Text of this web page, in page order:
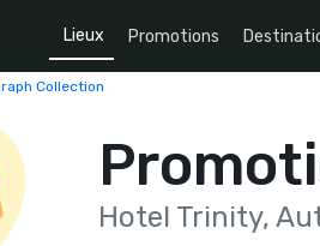
Lieux Promotions
Collection
Hotel Trinity,